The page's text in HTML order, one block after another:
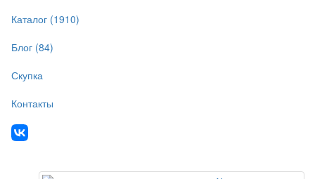
Каталог (1910)
Блог (84)
Скупка
Контакты